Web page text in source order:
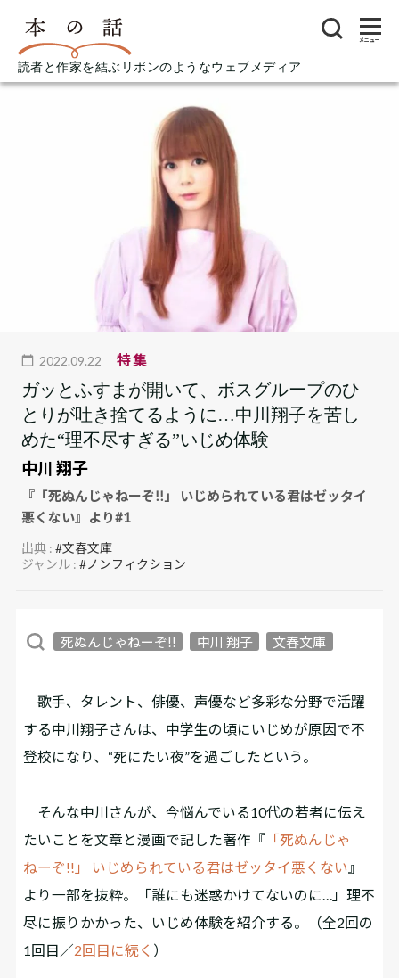
読者と作家を結ぶリボンのようなウェブメディア
メニュー
2022.09.22 特集
ガッとふすまが開いて、ボスグループのひ
とりが吐き捨てるように…中川翔子を苦し
めた“理不尽すぎる”いじめ体験
中川 翔子
『「死ぬんじゃねーぞ!!」 いじめられている君はゼッタイ
悪くない』より#1
出典 :#文春文庫
ジャンル :#ノンフィクション
死ぬんじゃねーぞ!! 中川 翔子 文春文庫
歌手、タレント、俳優、声優など多彩な分野で活躍
する中川翔子さんは、中学生の頃にいじめが原因で不
登校になり、“死にたい夜”を過ごしたという。
そんな中川さんが、今悩んでいる10代の若者に伝え
たいことを文章と漫画で記した著作『 「死ぬんじゃ
ねーぞ!!」 いじめられている君はゼッタイ悪くない 』
より一部を抜粋。「誰にも迷惑かけてないのに…」理不
尽に振りかかった、いじめ体験を紹介する。（全2回の
1回目／2回目に続く ）